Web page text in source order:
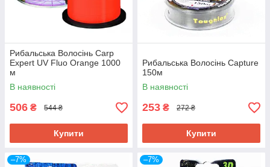
Рибальська Волосінь Carp
Expert UV Fluo Orange 1000
м
В наявності
506 ₴ 544 ₴
Купити
Рибальська Волосінь Capture
150м
В наявності
253 ₴ 272 ₴
Купити
–7% –7%